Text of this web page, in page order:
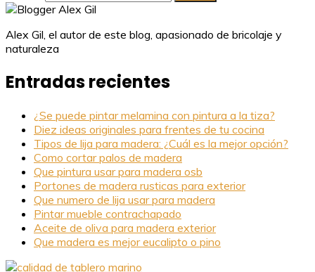
Alex Gil, el autor de este blog, apasionado de bricolaje y
naturaleza
Entradas recientes
¿Se puede pintar melamina con pintura a la tiza?
Diez ideas originales para frentes de tu cocina
Tipos de lija para madera: ¿Cuál es la mejor opción?
Como cortar palos de madera
Que pintura usar para madera osb
Portones de madera rusticas para exterior
Que numero de lija usar para madera
Pintar mueble contrachapado
Aceite de oliva para madera exterior
Que madera es mejor eucalipto o pino